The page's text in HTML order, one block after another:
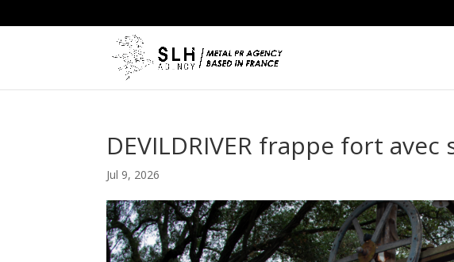
DEVILDRIVER frappe fort
Jul 9, 2026